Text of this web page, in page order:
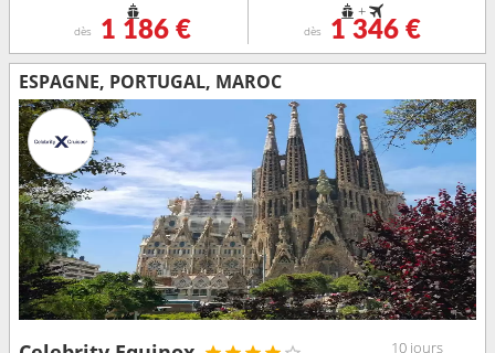
dès 1 186 €
+
dès 1 346 €
ESPAGNE, PORTUGAL, MAROC
10 jours